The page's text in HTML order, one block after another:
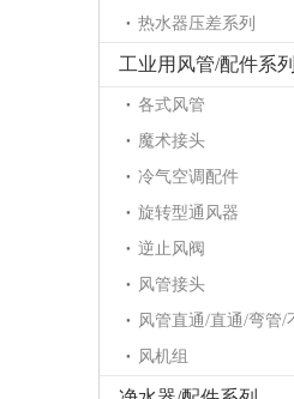
热水器压差系列
工业用风管/配件系列
各式风管
魔术接头
冷气空调配件
旋转型通风器
逆止风阀
风管接头
风管直通/直通/弯管/
风机组